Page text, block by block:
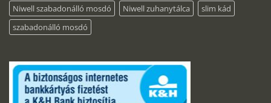
Niwell szabadonálló mosdó
Niwell zuhanytálca
slim kád
szabadonálló mosdó